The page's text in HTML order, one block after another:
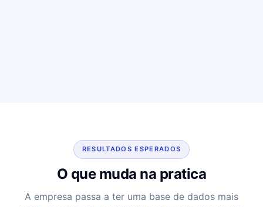
RESULTADOS ESPERADOS
O que muda na pratica
A empresa passa a ter uma base de dados mais